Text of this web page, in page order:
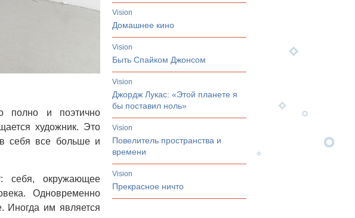
полно и поэтично
художник. Это
себя все больше и
себя, окружающее
Одновременно
Иногда им является
vision
Домашнее кино
vision
Быть Спайком Джонсом
vision
Джордж Лукас: «Этой планете я
бы поставил ноль»
vision
Повелитель пространства и
времени
vision
Прекрасное ничто